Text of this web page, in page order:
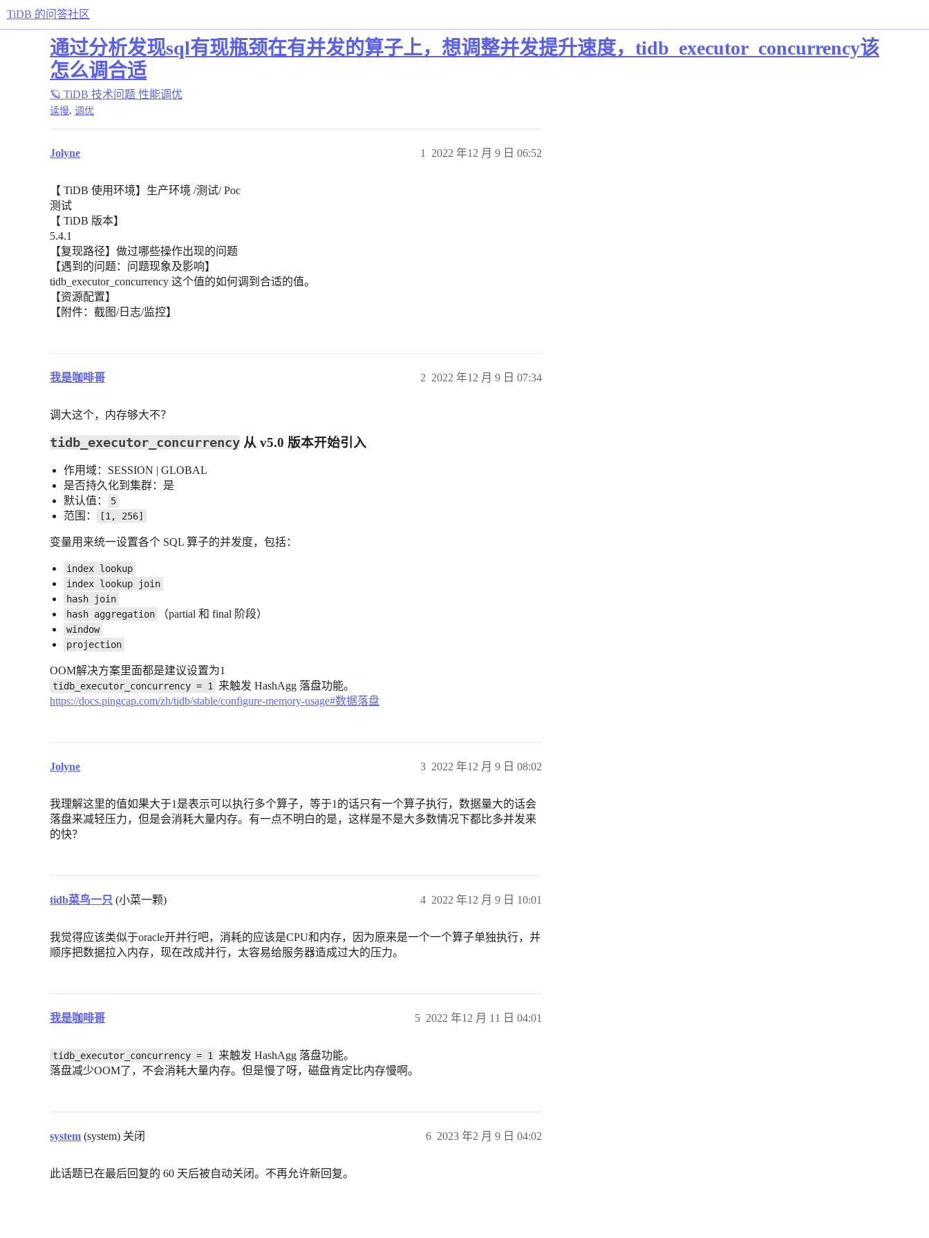
TiDB 的问答社区
通过分析发现sql有现瓶颈在有并发的算子上，想调整并发提升速度，tidb_executor_concurrency该
怎么调合适
🪐 TiDB 技术问题 性能调优
读慢, 调优
Jolyne 2022 年12 月 9 日 06:52
1
【 TiDB 使用环境】生产环境 /测试/ Poc
测试
【 TiDB 版本】
5.4.1
【复现路径】做过哪些操作出现的问题
【遇到的问题：问题现象及影响】
tidb_executor_concurrency 这个值的如何调到合适的值。
【资源配置】
【附件：截图/日志/监控】
我是咖啡哥 2022 年12 月 9 日 07:34
2
调大这个，内存够大不？
tidb_executor_concurrency 从 v5.0 版本开始引入
作用域：SESSION | GLOBAL
是否持久化到集群：是
默认值：
5
范围： [1, 256]
变量用来统一设置各个 SQL 算子的并发度，包括：
index lookup
index lookup join
hash join
hash aggregation
（partial 和 final 阶段）
window
projection
OOM解决方案里面都是建议设置为1
tidb_executor_concurrency = 1 来触发 HashAgg 落盘功能。
https://docs.pingcap.com/zh/tidb/stable/configure-memory-usage#数据落盘
Jolyne 2022 年12 月 9 日 08:02
3
我理解这里的值如果大于1是表示可以执行多个算子，等于1的话只有一个算子执行，数据量大的话会
落盘来减轻压力，但是会消耗大量内存。有一点不明白的是，这样是不是大多数情况下都比多并发来
的快？
tidb菜鸟一只 (小菜一颗) 2022 年12 月 9 日 10:01
4
我觉得应该类似于oracle开并行吧，消耗的应该是CPU和内存，因为原来是一个一个算子单独执行，并
顺序把数据拉入内存，现在改成并行，太容易给服务器造成过大的压力。
我是咖啡哥 2022 年12 月 11 日 04:01
5
tidb_executor_concurrency = 1 来触发 HashAgg 落盘功能。
落盘减少OOM了，不会消耗大量内存。但是慢了呀，磁盘肯定比内存慢啊。
system (system) 关闭 2023 年2 月 9 日 04:02
6
此话题已在最后回复的 60 天后被自动关闭。不再允许新回复。